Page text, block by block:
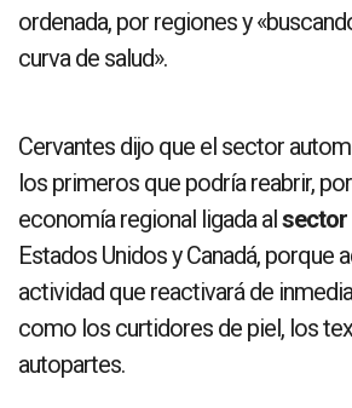
ordenada, por regiones y
curva de salud».
Cervantes dijo que el sector
los primeros que podría reabrir,
economía regional ligada alsector
Estados Unidos y Canadá, porque
actividad que reactivará de
como los curtidores de piel, los
autopartes.